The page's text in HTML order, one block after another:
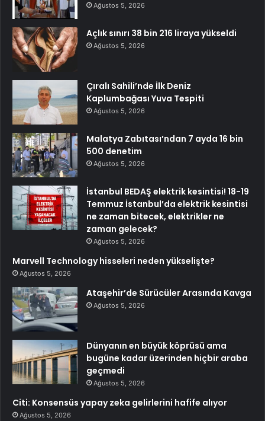
Ağustos 5, 2026
Açlık sınırı 38 bin 216 liraya yükseldi
Ağustos 5, 2026
Çıralı Sahili’nde İlk Deniz
Kaplumbağası Yuva Tespiti
Ağustos 5, 2026
Malatya Zabıtası’ndan 7 ayda 16 bin
500 denetim
Ağustos 5, 2026
İstanbul BEDAŞ elektrik kesintisi! 18-19
Temmuz İstanbul’da elektrik kesintisi
ne zaman bitecek, elektrikler ne
zaman gelecek?
Ağustos 5, 2026
Marvell Technology hisseleri neden yükselişte?
Ağustos 5, 2026
Ataşehir’de Sürücüler Arasında Kavga
Ağustos 5, 2026
Dünyanın en büyük köprüsü ama
bugüne kadar üzerinden hiçbir araba
geçmedi
Ağustos 5, 2026
Citi: Konsensüs yapay zeka gelirlerini hafife alıyor
Ağustos 5, 2026